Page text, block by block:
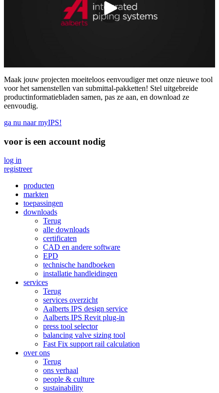
Maak jouw projecten moeiteloos eenvoudiger met onze nieuwe tool
voor het samenstellen van submittal-pakketten! Stel uitgebreide
productinformatiebladen samen, pas ze aan, en download ze
eenvoudig.
ga nu naar myIPS!
voor is een account nodig
log in
registreer
producten
markten
toepassingen
downloads
Terug
alle downloads
certificaten
CAD en andere software
EPD
technische handboeken
installatie handleidingen
services
Terug
services overzicht
Aalberts IPS design service
Aalberts IPS Revit plug-in
press tool selector
balancing valve sizing tool
Fast Fix support rail calculation
over ons
Terug
ons verhaal
people & culture
sustainability